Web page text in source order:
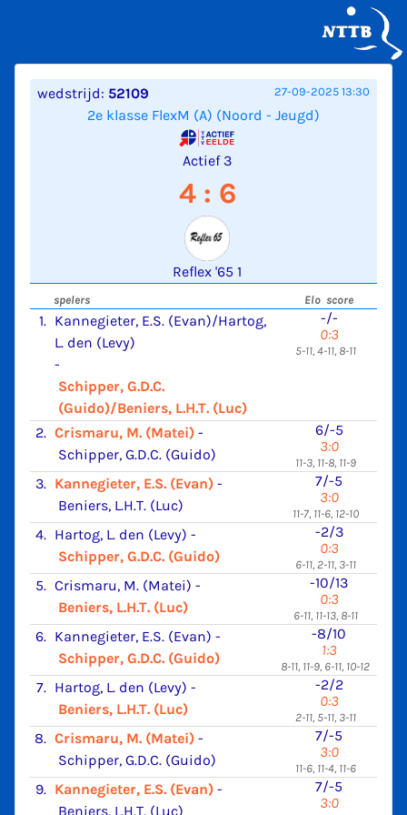
wedstrijd: 52109 27-09-2025 13:30
2e klasse FlexM (A) (Noord - Jeugd)
Actief 3
4 : 6
Reflex '65 1
spelers Elo score
1. Kannegieter, E.S. (Evan)/Hartog,
L. den (Levy)
-
Schipper, G.D.C.
(Guido)/Beniers, L.H.T. (Luc)
-/-
0:3
5-11, 4-11, 8-11
2. Crismaru, M. (Matei) -
Schipper, G.D.C. (Guido)
6/-5
3:0
11-3, 11-8, 11-9
3. Kannegieter, E.S. (Evan) -
Beniers, L.H.T. (Luc)
7/-5
3:0
11-7, 11-6, 12-10
4. Hartog, L. den (Levy) -
Schipper, G.D.C. (Guido)
-2/3
0:3
6-11, 2-11, 3-11
5. Crismaru, M. (Matei) -
Beniers, L.H.T. (Luc)
-10/13
0:3
6-11, 11-13, 8-11
6. Kannegieter, E.S. (Evan) -
Schipper, G.D.C. (Guido)
-8/10
1:3
8-11, 11-9, 6-11, 10-12
7. Hartog, L. den (Levy) -
Beniers, L.H.T. (Luc)
-2/2
0:3
2-11, 5-11, 3-11
8. Crismaru, M. (Matei) -
Schipper, G.D.C. (Guido)
7/-5
3:0
11-6, 11-4, 11-6
9. Kannegieter, E.S. (Evan) -
Beniers, L.H.T. (Luc)
7/-5
3:0